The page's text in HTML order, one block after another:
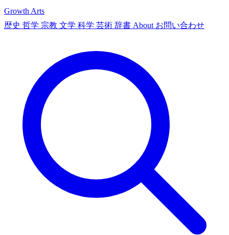
Growth Arts
歴史 哲学 宗教 文学 科学 芸術 辞書 About お問い合わせ